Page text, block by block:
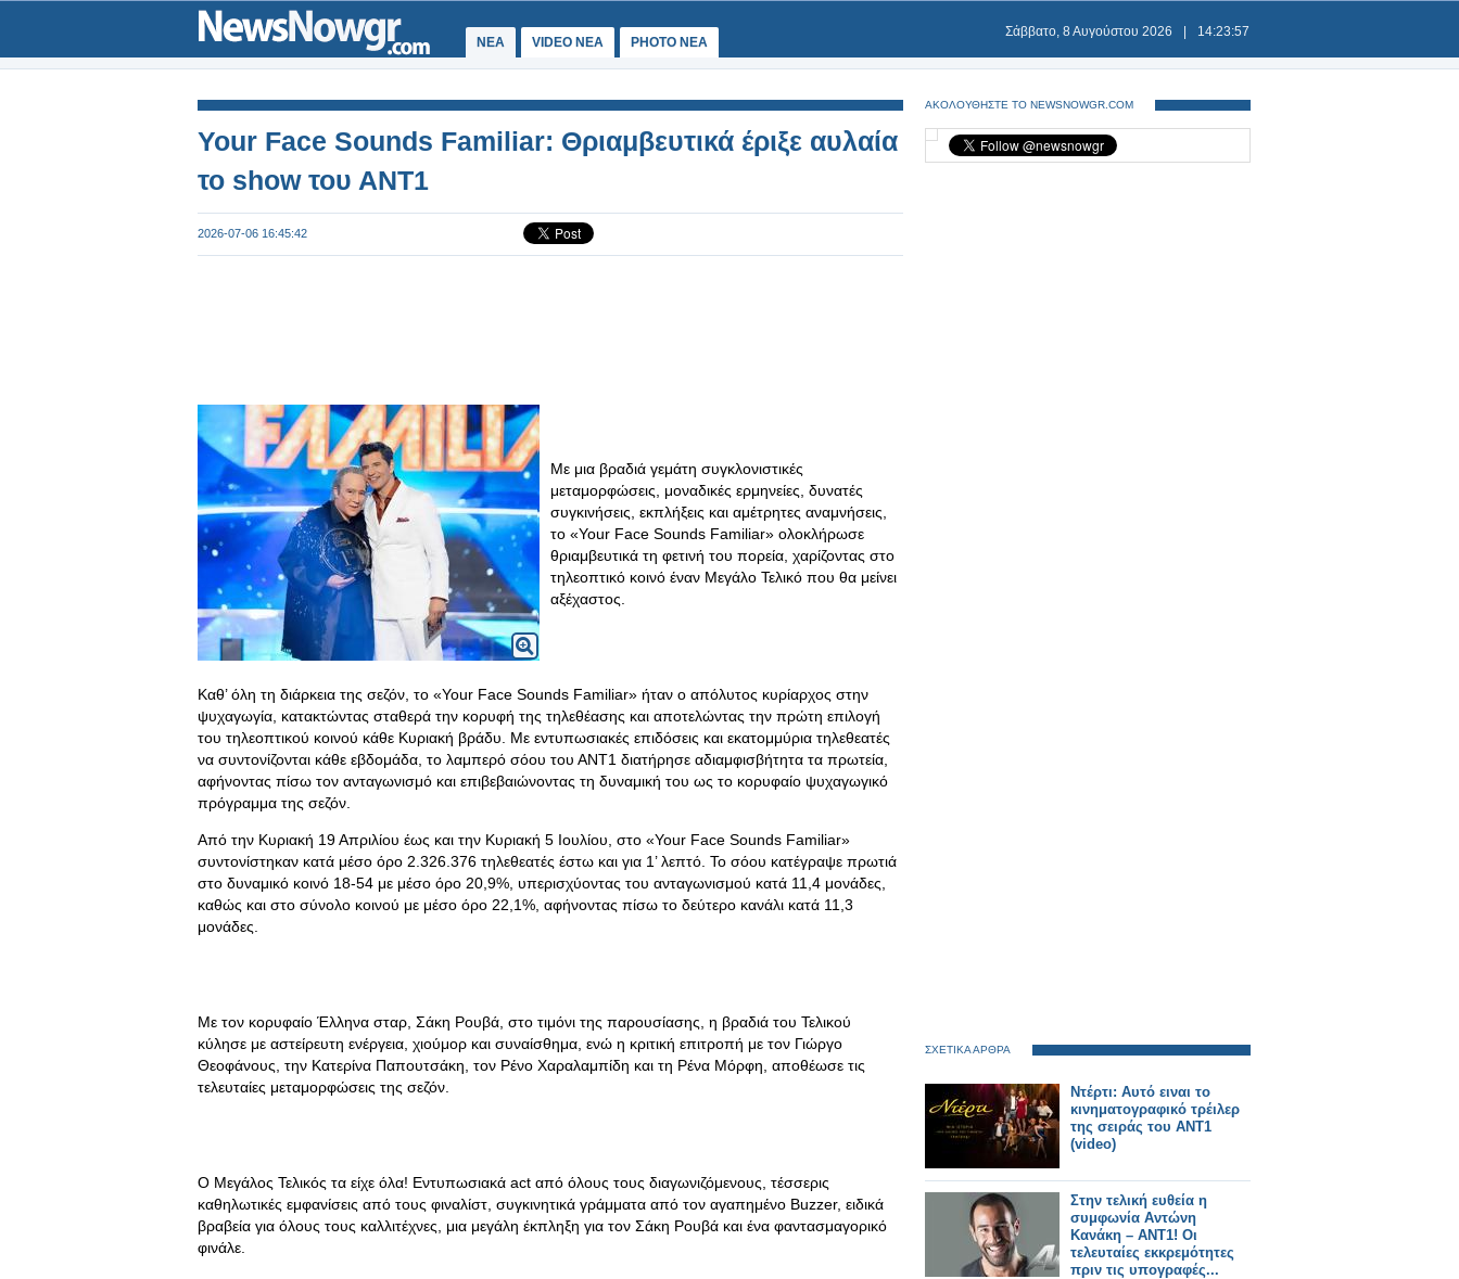
ΝΕΑ VIDEO NEA PHOTO NEA
Σάββατο, 8 Αυγούστου 2026 14:23:58
Your Face Sounds Familiar: Θριαμβευτικά έριξε αυλαία
το show του ΑΝΤ1
2026-07-06 16:45:42
Με μια βραδιά γεμάτη συγκλονιστικές
μεταμορφώσεις, μοναδικές ερμηνείες, δυνατές
συγκινήσεις, εκπλήξεις και αμέτρητες αναμνήσεις,
το «Your Face Sounds Familiar» ολοκλήρωσε
θριαμβευτικά τη φετινή του πορεία, χαρίζοντας στο
τηλεοπτικό κοινό έναν Μεγάλο Τελικό που θα μείνει
αξέχαστος.
Καθ’ όλη τη διάρκεια της σεζόν, το «Your Face Sounds Familiar» ήταν ο απόλυτος κυρίαρχος στην
ψυχαγωγία, κατακτώντας σταθερά την κορυφή της τηλεθέασης και αποτελώντας την πρώτη επιλογή
του τηλεοπτικού κοινού κάθε Κυριακή βράδυ. Με εντυπωσιακές επιδόσεις και εκατομμύρια τηλεθεατές
να συντονίζονται κάθε εβδομάδα, το λαμπερό σόου του ΑΝΤ1 διατήρησε αδιαμφισβήτητα τα πρωτεία,
αφήνοντας πίσω τον ανταγωνισμό και επιβεβαιώνοντας τη δυναμική του ως το κορυφαίο ψυχαγωγικό
πρόγραμμα της σεζόν.
Από την Κυριακή 19 Απριλίου έως και την Κυριακή 5 Ιουλίου, στο «Your Face Sounds Familiar»
συντονίστηκαν κατά μέσο όρο 2.326.376 τηλεθεατές έστω και για 1’ λεπτό. Το σόου κατέγραψε πρωτιά
στο δυναμικό κοινό 18-54 με μέσο όρο 20,9%, υπερισχύοντας του ανταγωνισμού κατά 11,4 μονάδες,
καθώς και στο σύνολο κοινού με μέσο όρο 22,1%, αφήνοντας πίσω το δεύτερο κανάλι κατά 11,3
μονάδες.
Με τον κορυφαίο Έλληνα σταρ, Σάκη Ρουβά, στο τιμόνι της παρουσίασης, η βραδιά του Τελικού
κύλησε με αστείρευτη ενέργεια, χιούμορ και συναίσθημα, ενώ η κριτική επιτροπή με τον Γιώργο
Θεοφάνους, την Κατερίνα Παπουτσάκη, τον Ρένο Χαραλαμπίδη και τη Ρένα Μόρφη, αποθέωσε τις
τελευταίες μεταμορφώσεις της σεζόν.
Ο Μεγάλος Τελικός τα είχε όλα! Εντυπωσιακά act από όλους τους διαγωνιζόμενους, τέσσερις
καθηλωτικές εμφανίσεις από τους φιναλίστ, συγκινητικά γράμματα από τον αγαπημένο Buzzer, ειδικά
βραβεία για όλους τους καλλιτέχνες, μια μεγάλη έκπληξη για τον Σάκη Ρουβά και ένα φαντασμαγορικό
φινάλε.
ΑΚΟΛΟΥΘΗΣΤΕ ΤΟ NEWSNOWGR.COM
ΣΧΕΤΙΚΑ ΑΡΘΡΑ
Ντέρτι: Αυτό ειναι το
κινηματογραφικό τρέιλερ
της σειράς του ΑΝΤ1
(video)
Στην τελική ευθεία η
συμφωνία Αντώνη
Κανάκη – ΑΝΤ1! Οι
τελευταίες εκκρεμότητες
πριν τις υπογραφές...